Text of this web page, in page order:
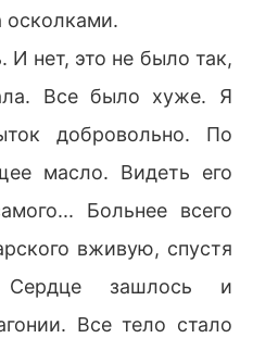
осколками.
это не было так,
Все было хуже. Я
добровольно. По
масло. Видеть его
Больнее всего
вживую, спустя
Сердце зашлось и
Все тело стало